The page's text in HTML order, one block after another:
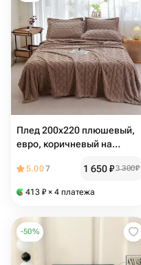
Плед 200х220 плюшевый,
евро, коричневый на
5.007 1 650₽3 300₽
413 ₽ × 4 платежа
-50%